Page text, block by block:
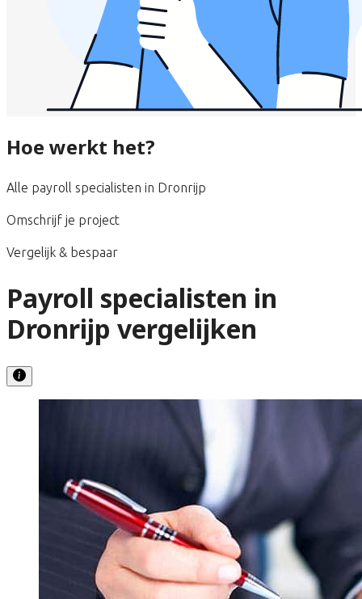
Hoe werkt het?
Alle payroll specialisten in Dronrijp
Omschrijf je project
Vergelijk & bespaar
Payroll specialisten in
Dronrijp vergelijken